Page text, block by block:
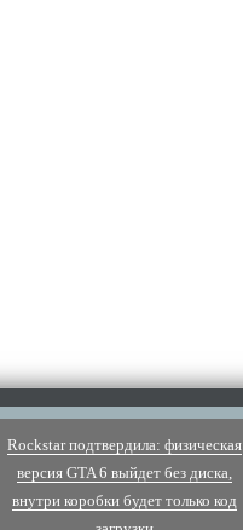
Rockstar подтвердила: физическая
версия GTA 6 выйдет без диска,
внутри коробки будет только код